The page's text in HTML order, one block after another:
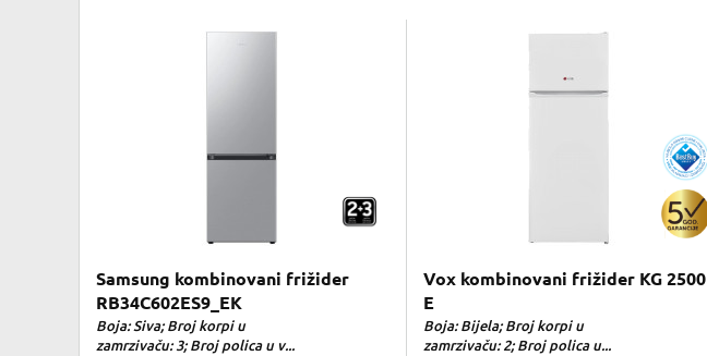
Samsung kombinovani frižider
RB34C602ES9_EK
Boja: Siva; Broj korpi u
zamrzivaču: 3; Broj polica u v...
Vox kombinovani frižider KG 2500
E
Boja: Bijela; Broj korpi u
zamrzivaču: 2; Broj polica u...